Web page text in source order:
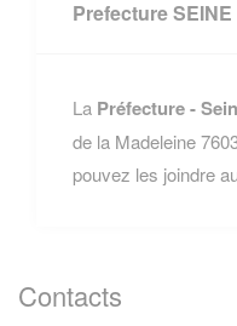
Prefecture SEINE
La Préfecture -
de la Madeleine
pouvez les joindre
Contacts